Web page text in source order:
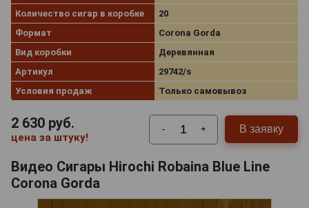
Количество сигар в коробке
20
Формат
Corona Gorda
Вид коробки
Деревянная
Артикул
29742/s
Условия продаж
Только самовывоз
2 630 руб.
цена за штуку!
- + В заявку
Видео Сигары Hirochi Robaina Blue Line
Corona Gorda